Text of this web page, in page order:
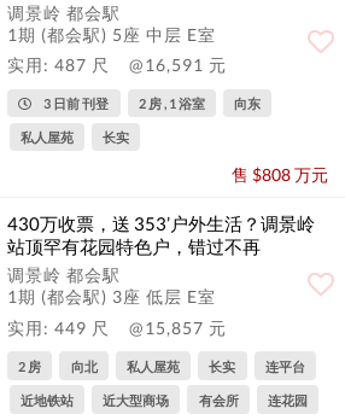
调景岭 都会駅
1期 (都会駅) 5座 中层 E室
实用: 487 尺
@16,591 元
3 日前 刊登 2 房 , 1 浴室 向东
私人屋苑 长实
售 $808 万元
430万收票，送 353’户外生活？调景岭
站顶罕有花园特色户，错过不再
调景岭 都会駅
1期 (都会駅) 3座 低层 E室
实用: 449 尺
@15,857 元
2 房 向北 私人屋苑 长实 连平台
近地铁站 近大型商场 有会所 连花园